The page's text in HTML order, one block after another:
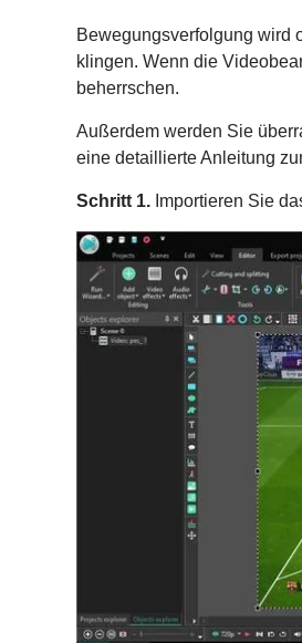
Bewegungsverfolgung wird
klingen. Wenn die
beherrschen.
Außerdem werden Sie
eine detaillierte Anleitung
Schritt 1. Importieren Sie